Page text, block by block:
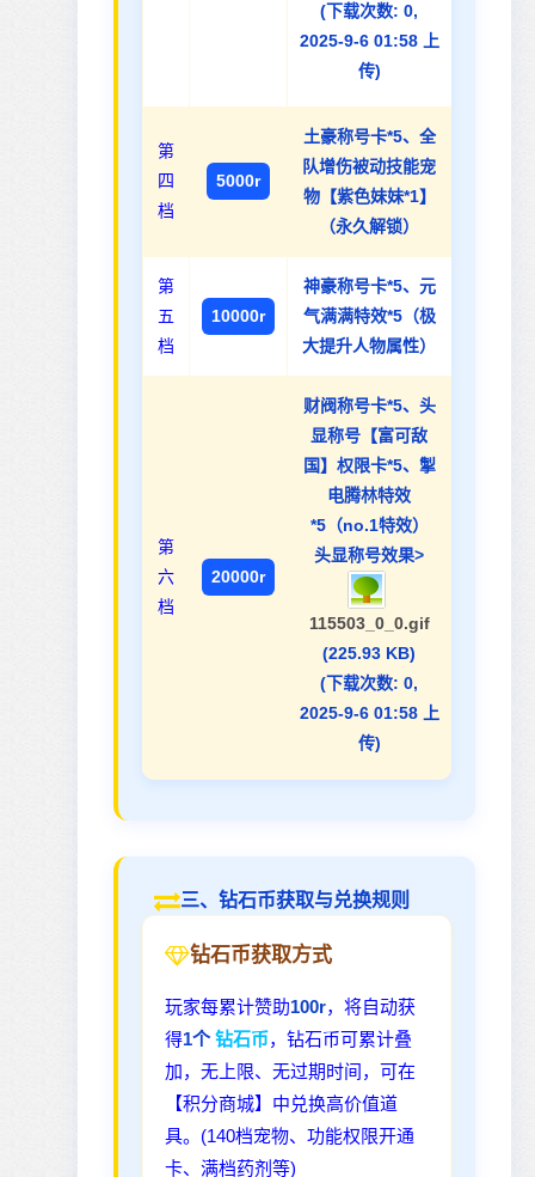
(下载次数: 0,
2025-9-6 01:58 上
传)
第
四
档
5000r
土豪称号卡*5、全
队增伤被动技能宠
物【紫色妹妹*1】
（永久解锁）
第
五
档
10000r
神豪称号卡*5、元
气满满特效*5（极
大提升人物属性）
第
六
档
20000r
财阀称号卡*5、头
显称号【富可敌
国】权限卡*5、掣
电腾林特效
*5（no.1特效）
头显称号效果>
115503_0_0.gif
(225.93 KB)
(下载次数: 0,
2025-9-6 01:58 上
传)
三、钻石币获取与兑换规则
钻石币获取方式
玩家每累计赞助100r，将自动获
得1个 钻石币，钻石币可累计叠
加，无上限、无过期时间，可在
【积分商城】中兑换高价值道
具。(140档宠物、功能权限开通
卡、满档药剂等)